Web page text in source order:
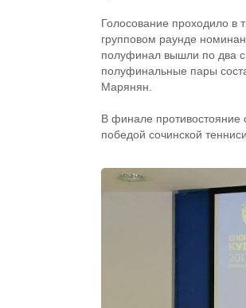
Голосование проходило в
групповом раунде
полуфинал вышли по два
полуфинальные пары
Марянян.
В финале противостояние
победой сочинской